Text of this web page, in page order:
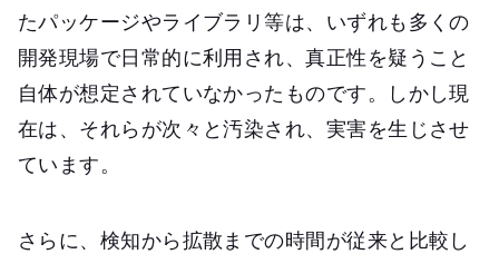
たパッケージやライブラリ等は、いずれも多くの
開発現場で日常的に利用され、真正性を疑うこと
自体が想定されていなかったものです。しかし現
在は、それらが次々と汚染され、実害を生じさせ
ています。
さらに、検知から拡散までの時間が従来と比較し